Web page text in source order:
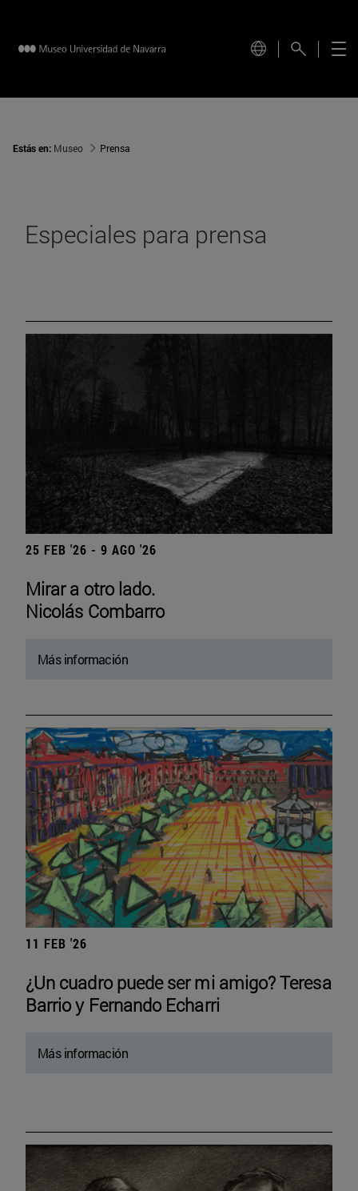
Estás en: Museo Prensa
Especiales para prensa
25 FEB '26 - 9 AGO '26
Mirar a otro lado.
Nicolás Combarro
Más información
11 FEB '26
¿Un cuadro puede ser mi amigo? Teresa
Barrio y Fernando Echarri
Más información